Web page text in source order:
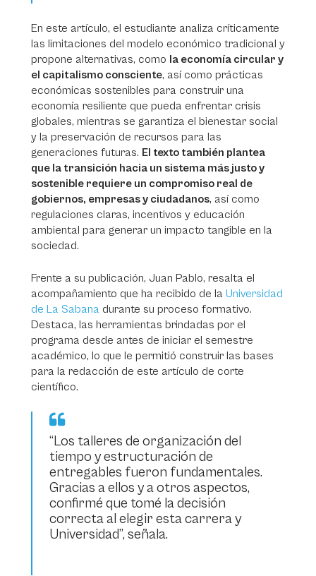
En este artículo, el estudiante analiza críticamente
las limitaciones del modelo económico tradicional y
propone alternativas, como la economía circular y
el capitalismo consciente, así como prácticas
económicas sostenibles para construir una
economía resiliente que pueda enfrentar crisis
globales, mientras se garantiza el bienestar social
y la preservación de recursos para las
generaciones futuras. El texto también plantea
que la transición hacia un sistema más justo y
sostenible requiere un compromiso real de
gobiernos, empresas y ciudadanos, así como
regulaciones claras, incentivos y educación
ambiental para generar un impacto tangible en la
sociedad.
Frente a su publicación, Juan Pablo, resalta el
acompañamiento que ha recibido de la Universidad
de La Sabana durante su proceso formativo.
Destaca, las herramientas brindadas por el
programa desde antes de iniciar el semestre
académico, lo que le permitió construir las bases
para la redacción de este artículo de corte
científico.
“Los talleres de organización del
tiempo y estructuración de
entregables fueron fundamentales.
Gracias a ellos y a otros aspectos,
confirmé que tomé la decisión
correcta al elegir esta carrera y
Universidad”, señala.